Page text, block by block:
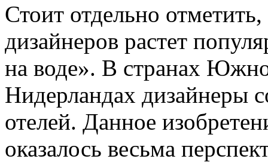
Стоит отдельно
дизайнеров растет
на воде». В странах
Нидерландах дизайнеры
отелей. Данное
оказалось весьма